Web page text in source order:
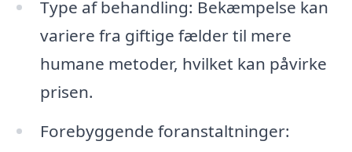
Type af behandling: Bekæmpelse kan
variere fra giftige fælder til mere
humane metoder, hvilket kan påvirke
prisen.
Forebyggende foranstaltninger: